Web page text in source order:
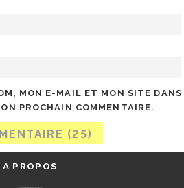
MON E-MAIL ET MON SITE DANS
PROCHAIN COMMENTAIRE.
A PROPOS